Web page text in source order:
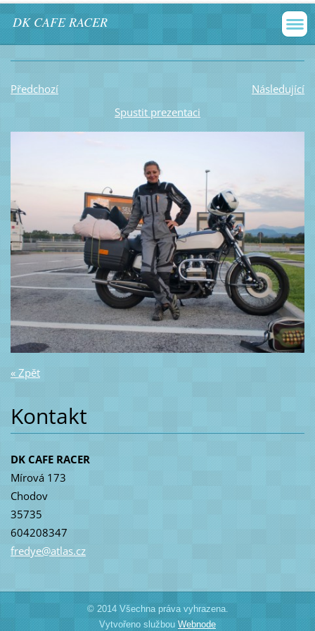
DK CAFE RACER
Předchozí
Následující
Spustit prezentaci
« Zpět
Kontakt
DK CAFE RACER
Mírová 173
Chodov
35735
604208347
fredye@atlas.cz
© 2014 Všechna práva vyhrazena.
Vytvořeno službou Webnode